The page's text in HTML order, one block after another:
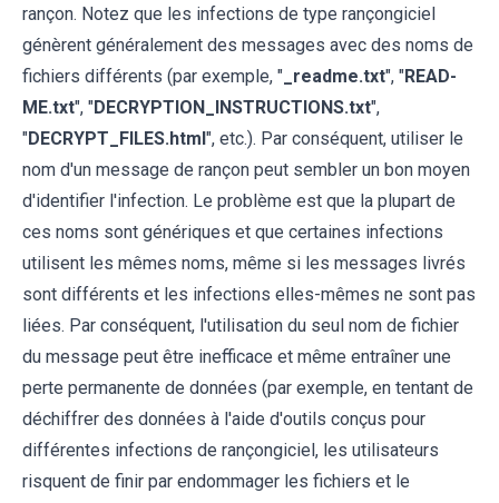
rançon. Notez que les infections de type rançongiciel
génèrent généralement des messages avec des noms de
fichiers différents (par exemple, " _readme.txt", "READ-
ME.txt", "DECRYPTION_INSTRUCTIONS.txt",
"DECRYPT_FILES.html", etc.). Par conséquent, utiliser le
nom d'un message de rançon peut sembler un bon moyen
d'identifier l'infection. Le problème est que la plupart de
ces noms sont génériques et que certaines infections
utilisent les mêmes noms, même si les messages livrés
sont différents et les infections elles-mêmes ne sont pas
liées. Par conséquent, l'utilisation du seul nom de fichier
du message peut être inefficace et même entraîner une
perte permanente de données (par exemple, en tentant de
déchiffrer des données à l'aide d'outils conçus pour
différentes infections de rançongiciel, les utilisateurs
risquent de finir par endommager les fichiers et le